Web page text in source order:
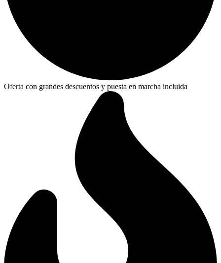
Oferta con grandes descuentos y puesta en marcha incluida